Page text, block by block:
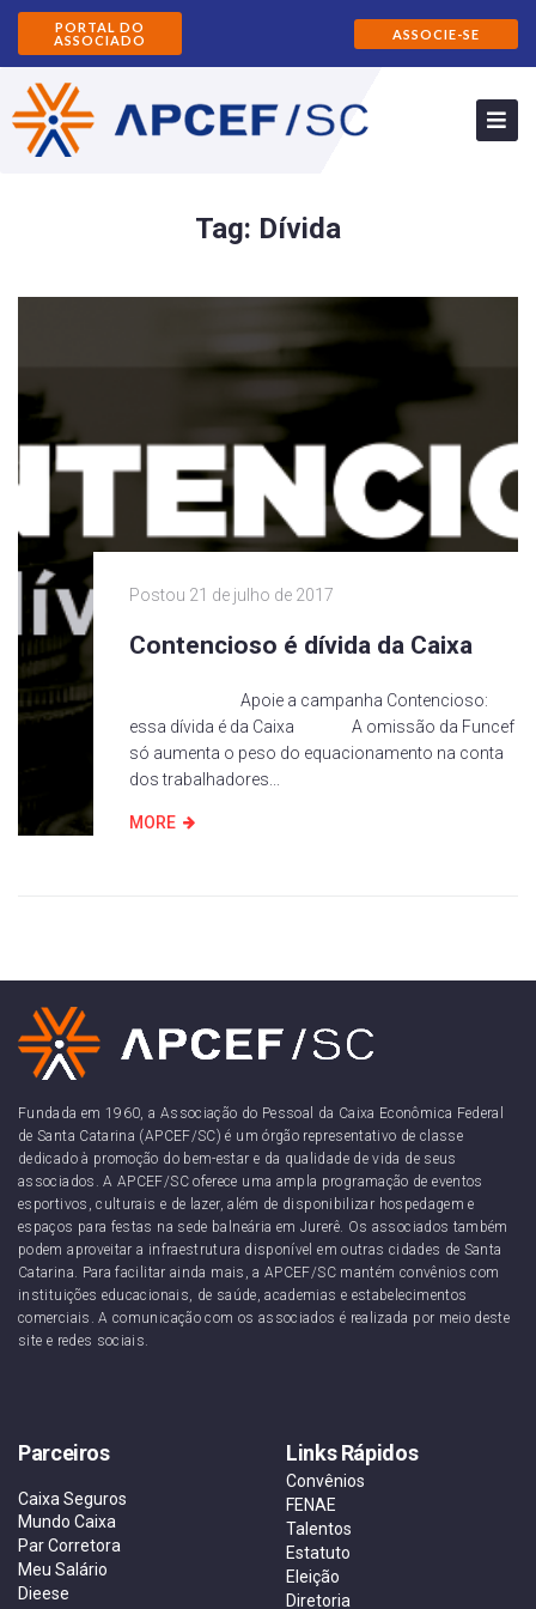
PORTAL DO
ASSOCIADO
ASSOCIE-SE
Tag: Dívida
Postou 21 de julho de 2017
Contencioso é dívida da Caixa
Apoie a campanha Contencioso:
essa dívida é da Caixa A omissão da Funcef
só aumenta o peso do equacionamento na conta
dos trabalhadores...
MORE
Fundada em 1960, a Associação do Pessoal da Caixa Econômica Federal
de Santa Catarina (APCEF/SC) é um órgão representativo de classe
dedicado à promoção do bem-estar e da qualidade de vida de seus
associados. A APCEF/SC oferece uma ampla programação de eventos
esportivos, culturais e de lazer, além de disponibilizar hospedagem e
espaços para festas na sede balneária em Jurerê. Os associados também
podem aproveitar a infraestrutura disponível em outras cidades de Santa
Catarina. Para facilitar ainda mais, a APCEF/SC mantém convênios com
instituições educacionais, de saúde, academias e estabelecimentos
comerciais. A comunicação com os associados é realizada por meio deste
site e redes sociais.
Parceiros
Caixa Seguros
Mundo Caixa
Par Corretora
Meu Salário
Dieese
Links Rápidos
Convênios
FENAE
Talentos
Estatuto
Eleição
Diretoria